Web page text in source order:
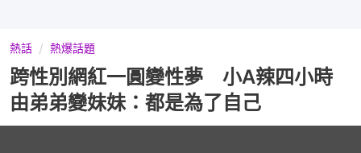
熱話 熱爆話題
跨性別網紅一圓變性夢 小A辣四小時
由弟弟變妹妹：都是為了自己